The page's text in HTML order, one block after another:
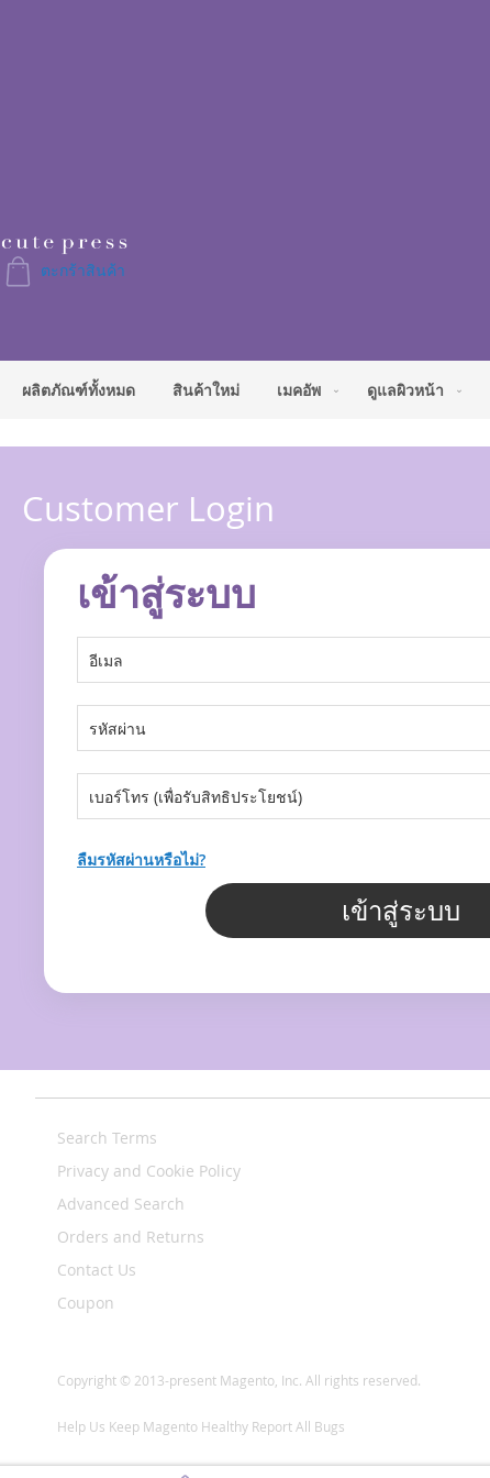
ตะกร้าสินค้า
ผลิตภัณฑ์ทั้งหมด สินค้าใหม่ เมคอัพ ดูแลผิวหน้า
Customer Login
เข้าสู่ระบบ
ลืมรหัสผ่านหรือไม่?
เข้าสู่ระบบ
Search Terms
Privacy and Cookie Policy
Advanced Search
Orders and Returns
Contact Us
Coupon
Copyright © 2013-present Magento, Inc. All rights reserved.
Help Us Keep Magento Healthy Report All Bugs